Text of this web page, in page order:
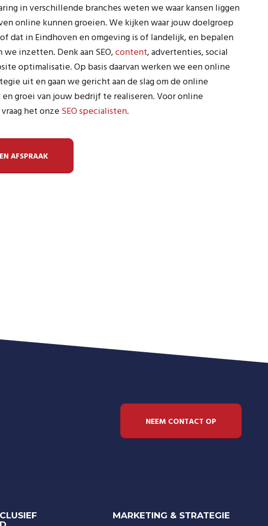
in verschillende branches weten we waar kansen liggen
online kunnen groeien. We kijken waar jouw doelgroep
dat in Eindhoven en omgeving is of landelijk, en bepalen
we inzetten. Denk aan SEO,content, advertenties, social
optimalisatie. Op basis daarvan werken we een online
uit en gaan we gericht aan de slag om de online
groei van jouw bedrijf te realiseren. Voor online
het onzeSEO specialisten.
AFSPRAAK
NEEM CONTACT OP
MARKETING & STRATEGIE